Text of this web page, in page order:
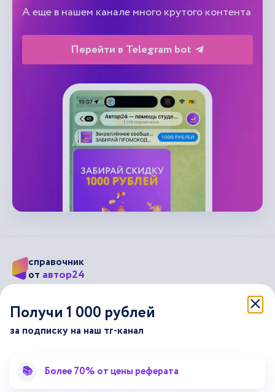
А еще в нашем канале много крутого контента
Перейти в Telegram bot
справочник
от автор24
Подписывайся на наши соц. сети
Лекторий
Последние статьи
Получи 1 000 рублей
за подписку на наш тг-канал
📚 Более 70% от цены реферата